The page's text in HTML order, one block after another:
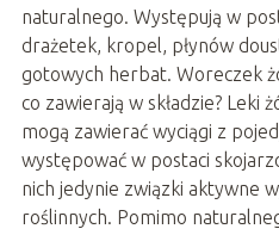
naturalnego. Występują w
drażetek, kropel, płynów
gotowych herbat. Woreczek
co zawierają w składzie? Leki
mogą zawierać wyciągi z
występować w postaci
nich jedynie związki aktywne
roślinnych. Pomimo